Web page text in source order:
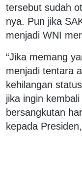
tersebut sudah
nya. Pun jika
menjadi WNI
“Jika memang
menjadi tentara
kehilangan
jika ingin
bersangkutan
kepada